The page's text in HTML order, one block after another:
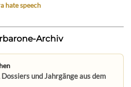
hate speech
Archiv
und Jahrgänge aus dem